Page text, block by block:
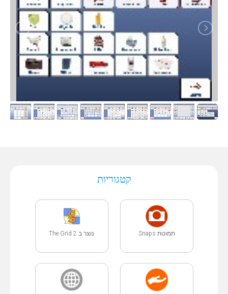
קטגוריות
תמונות Snaps נוצר ב The Grid 2